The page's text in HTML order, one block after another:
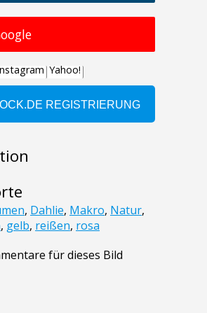
, Dahlie, Makro, Natur,
, gelb, reißen, rosa
für dieses Bild